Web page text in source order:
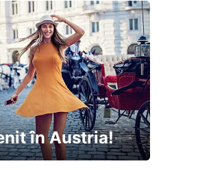
în Austria!